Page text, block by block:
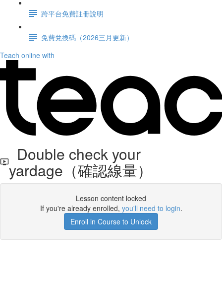
跨平台免費註冊說明
免費兌換碼（2026三月更新）
Teach online with
Double check your
yardage（確認線量）
Lesson content locked
If you're already enrolled, you'll need to login.
Enroll in Course to Unlock